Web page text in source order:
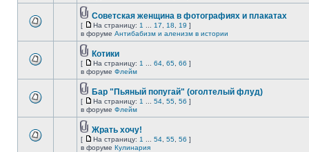
Советская женщина в фотографиях и плакатах
[ На страницу: 1 17 18 19 ]
в форуме Антибабизм и аленизм в истории
Котики
[ На страницу: 1 64 65 66 ]
в форуме Флейм
Бар "Пьяный попугай" (оголтелый флуд)
[ На страницу: 1 54 55 56 ]
в форуме Флейм
Жрать хочу!
[ На страницу: 1 54 55 56 ]
в форуме Кулинария